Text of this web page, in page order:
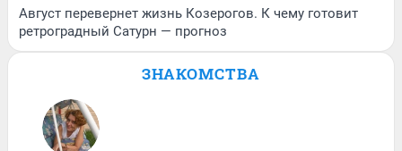
Август перевернет жизнь Козерогов. К чему готовит
ретроградный Сатурн — прогноз
ЗНАКОМСТВА